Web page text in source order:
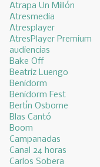
Atrapa Un Millón
Atresmedia
Atresplayer
AtresPlayer Premium
audiencias
Bake Off
Beatriz Luengo
Benidorm
Benidorm Fest
Bertín Osborne
Blas Cantó
Boom
Campanadas
Canal 24 horas
Carlos Sobera